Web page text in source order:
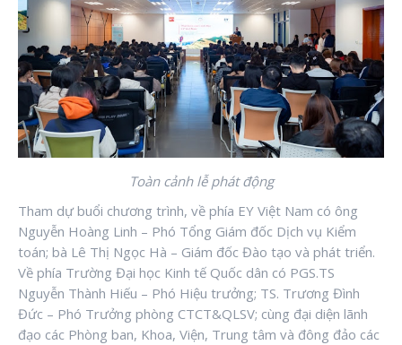
Toàn cảnh lễ phát động
Tham dự buổi chương trình, về phía EY Việt Nam có ông
Nguyễn Hoàng Linh – Phó Tổng Giám đốc Dịch vụ Kiểm
toán; bà Lê Thị Ngọc Hà – Giám đốc Đào tạo và phát triển.
Về phía Trường Đại học Kinh tế Quốc dân có PGS.TS
Nguyễn Thành Hiếu – Phó Hiệu trưởng; TS. Trương Đình
Đức – Phó Trưởng phòng CTCT&QLSV; cùng đại diện lãnh
đạo các Phòng ban, Khoa, Viện, Trung tâm và đông đảo các